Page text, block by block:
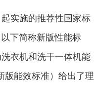
实施的推荐性国家标
下简称新版性能标
衣机和洗干一体机能
能效标准）给出了理